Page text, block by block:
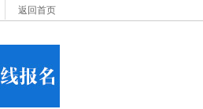
返回首页